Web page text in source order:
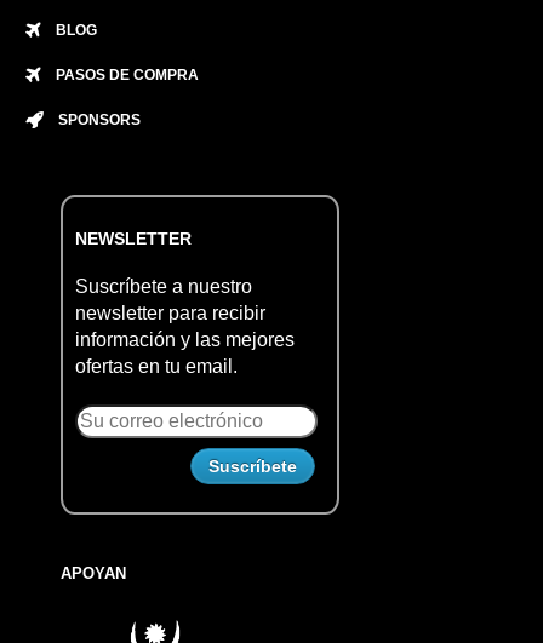
BLOG
PASOS DE COMPRA
SPONSORS
NEWSLETTER
Suscríbete a nuestro
newsletter para recibir
información y las mejores
ofertas en tu email.
APOYAN